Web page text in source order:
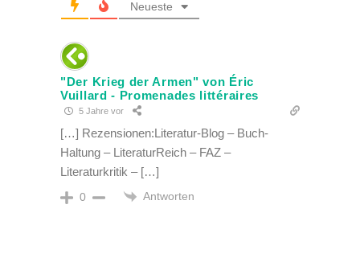
Neueste
"Der Krieg der Armen" von Éric
Vuillard - Promenades littéraires
5 Jahre vor
[…] Rezensionen:Literatur-Blog – Buch-
Haltung – LiteraturReich – FAZ –
Literaturkritik – […]
0 Antworten